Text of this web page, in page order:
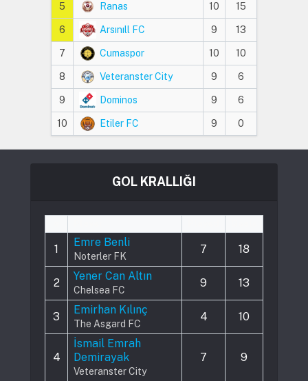
5 Ranas 10 15
6 Arsınıll FC 9 13
7 Cumaspor 10 10
8 Veteranster City 9 6
9 Dominos 9 6
10 Etiler FC 9 0
GOL KRALLIĞI
1
Emre Benli
Noterler FK
7 18
2
Yener Can Altın
Chelsea FC
9 13
3
Emirhan Kılınç
The Asgard FC
4 10
4
İsmail Emrah
Demirayak
Veteranster City
7 9